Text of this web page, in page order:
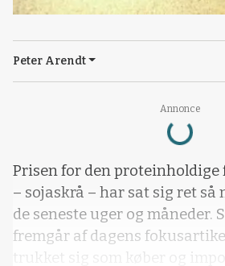
Annonce
Loading...
Peter Arendt
Prisen for den proteinholdige
– sojaskrå – har sat sig ret så
de seneste uger og måneder.
fremgår af dagens
trukket sig som køber og